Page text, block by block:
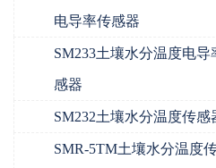
电导率传感器
SM233土壤水分温度电导
感器
SM232土壤水分温度传感
SMR-5TM土壤水分温度